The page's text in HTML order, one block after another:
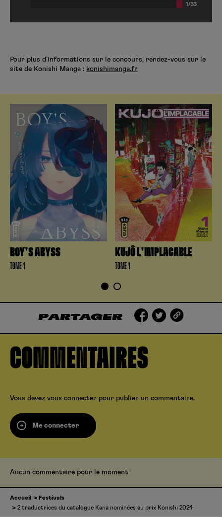
Pour plus d’informations sur le concours, rendez-vous sur le
site de Konishi Manga : konishimanga.fr
BOY'S ABYSS
TOME 1
KUJÔ L'IMPLACABLE
TOME 1
1 2
PARTAGER
COMMENTAIRES
Vous devez vous connecter pour publier un commentaire.
Me connecter
Aucun commentaire pour le moment
Accueil
Festivals
2 traductrices du catalogue Kana nominées au prix Konishi 2024